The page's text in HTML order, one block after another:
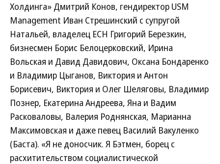
Холдинга» Дмитрий Конов, гендиректор USM
Management Иван Стрешинский с супругой
Натальей, владелец ЕСН Григорий Березкин,
бизнесмен Борис Белоцерковский, Ирина
Вольская и Давид Давидович, Оксана Бондаренко
и Владимир Цыганов, Виктория и Антон
Борисевич, Виктория и Олег Шеляговы, Владимир
Познер, Екатерина Андреева, Яна и Вадим
Расковаловы, Валерия Роднянская, Марианна
Максимовская и даже певец Василий Вакуленко
(Баста). «Я не доносчик. Я Бэтмен, борец с
расхитительством социалистической